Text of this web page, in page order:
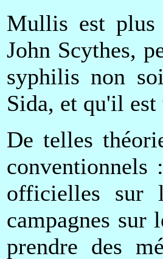
Mullis est plus
John Scythes,
syphilis non
Sida, et qu'il
De telles
conventionnels
officielles sur
campagnes sur
prendre des